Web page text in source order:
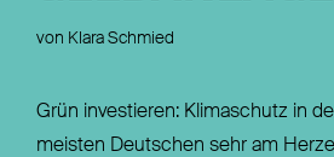
Basisrente / Rürup-Rente
von Klara Schmied
Grün investieren: Klimaschutz in
meisten Deutschen sehr am